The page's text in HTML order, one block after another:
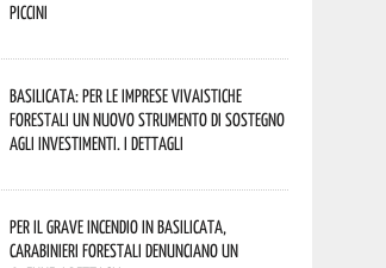
piccini
Basilicata: per le imprese vivaistiche
forestali un nuovo strumento di sostegno
agli investimenti. I dettagli
Per il grave incendio in Basilicata,
Carabinieri forestali denunciano un